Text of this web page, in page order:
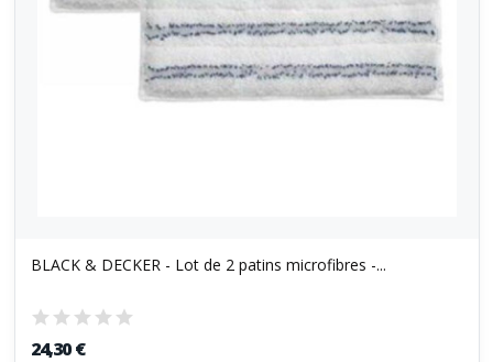
BLACK & DECKER - Lot de 2 patins microfibres -...
24,30 €